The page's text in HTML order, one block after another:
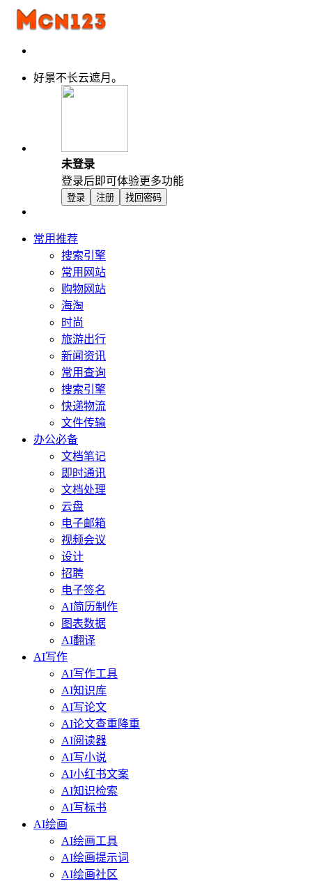
好景不长云遮月。
未登录
登录后即可体验更多功能
登录 注册 找回密码
常用推荐
搜索引擎
常用网站
购物网站
海淘
时尚
旅游出行
新闻资讯
常用查询
搜索引擎
快递物流
文件传输
办公必备
文档笔记
即时通讯
文档处理
云盘
电子邮箱
视频会议
设计
招聘
电子签名
AI简历制作
图表数据
AI翻译
AI写作
AI写作工具
AI知识库
AI写论文
AI论文查重降重
AI阅读器
AI写小说
AI小红书文案
AI知识检索
AI写标书
AI绘画
AI绘画工具
AI绘画提示词
AI绘画社区